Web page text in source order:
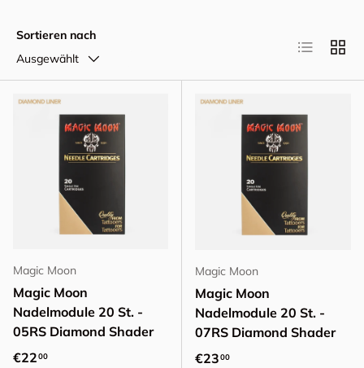
Sortieren nach
Ausgewählt
Magic Moon
Magic Moon
Nadelmodule 20 St. -
05RS Diamond Shader
Normaler Preis
€2200
Magic Moon
Magic Moon
Nadelmodule 20 St. -
07RS Diamond Shader
Normaler Preis
€2300